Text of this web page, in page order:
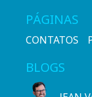
PÁGINAS
CONTATOS
BLOGS